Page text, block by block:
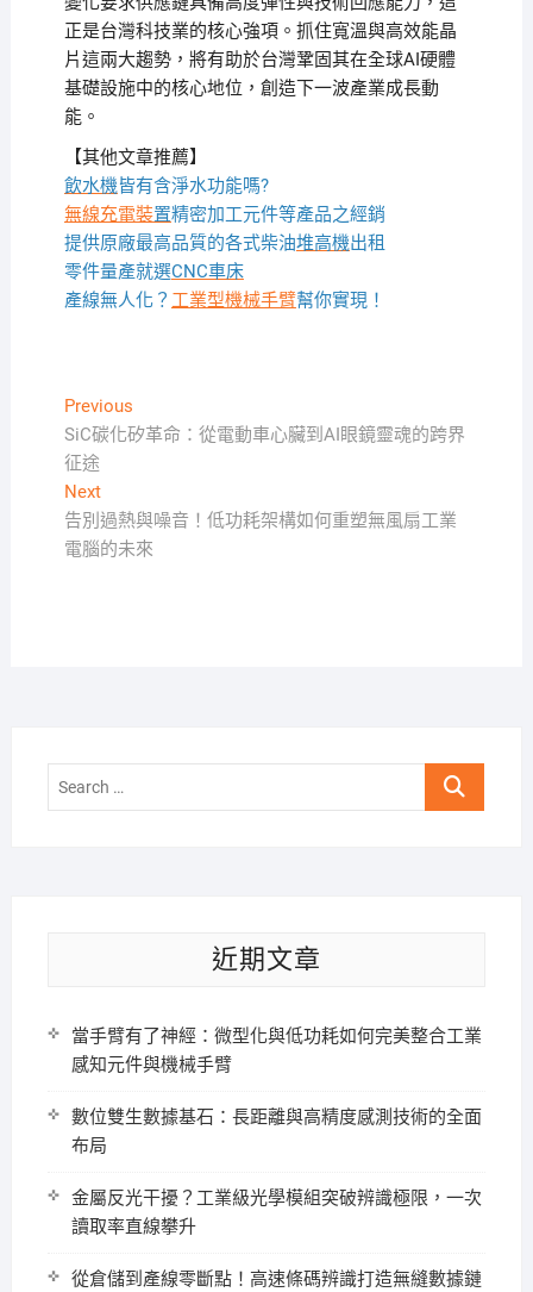
正是台灣科技業的核心強項。抓住寬溫與高效能晶
片這兩大趨勢，將有助於台灣鞏固其在全球AI硬體
基礎設施中的核心地位，創造下一波產業成長動
能。
【其他文章推薦】
飲水機皆有含淨水功能嗎?
無線充電裝置精密加工元件等產品之經銷
提供原廠最高品質的各式柴油堆高機出租
零件量產就選CNC車床
產線無人化？ 工業型機械手臂幫你實現！
文
章
導
覽
PreviousPrevious
post:
SiC碳化矽革命：從電動車心臟到AI眼鏡靈魂的跨界
征途
NextNext
post:
告別過熱與噪音！低功耗架構如何重塑無風扇工業
電腦的未來
Search
近期文章
當手臂有了神經：微型化與低功耗如何完美整合工業
感知元件與機械手臂
數位雙生數據基石：長距離與高精度感測技術的全面
布局
金屬反光干擾？工業級光學模組突破辨識極限，一次
讀取率直線攀升
從倉儲到產線零斷點！高速條碼辨識打造無縫數據鏈